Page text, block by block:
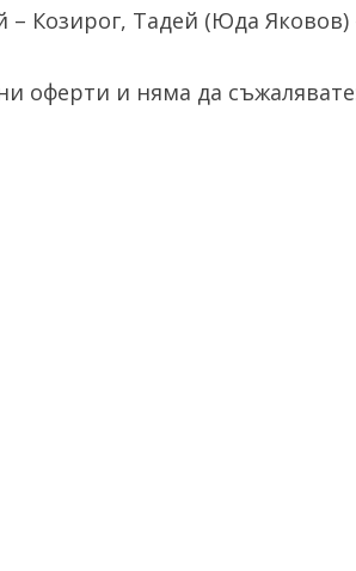
– Козирог, Тадей (Юда
оферти и няма да